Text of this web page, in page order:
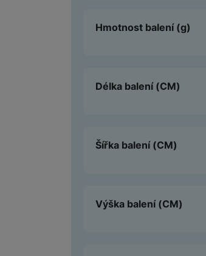
Hmotnost balení (g)
Délka balení (CM)
Šířka balení (CM)
Výška balení (CM)